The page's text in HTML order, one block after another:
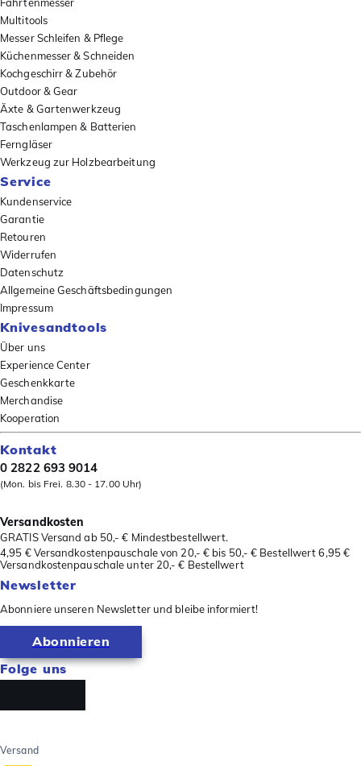
Multitools
Messer Schleifen & Pflege
Küchenmesser & Schneiden
Kochgeschirr & Zubehör
Outdoor & Gear
Äxte & Gartenwerkzeug
Taschenlampen & Batterien
Ferngläser
Werkzeug zur Holzbearbeitung
Service
Kundenservice
Garantie
Retouren
Widerrufen
Datenschutz
Allgemeine Geschäftsbedingungen
Impressum
Knivesandtools
Über uns
Experience Center
Geschenkkarte
Merchandise
Kooperation
Kontakt
0 2822 693 9014
(Mon. bis Frei. 8.30 - 17.00 Uhr)
Versandkosten
GRATIS Versand ab 50,- € Mindestbestellwert.
4,95 € Versandkostenpauschale von 20,- € bis 50,- € Bestellwert 6,95 €
Versandkostenpauschale unter 20,- € Bestellwert
Newsletter
Abonniere unseren Newsletter und bleibe informiert!
Abonnieren
Folge uns
Versand